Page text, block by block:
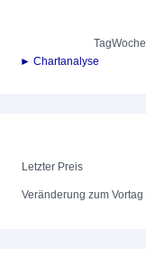
TagWoche
► Chartanalyse
Letzter Preis
Veränderung zum Vortag